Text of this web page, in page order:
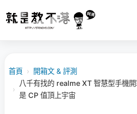
首頁 › 開箱文 & 評測
›
八千有找的 realme XT 智慧型手機
是 CP 值頂上宇宙